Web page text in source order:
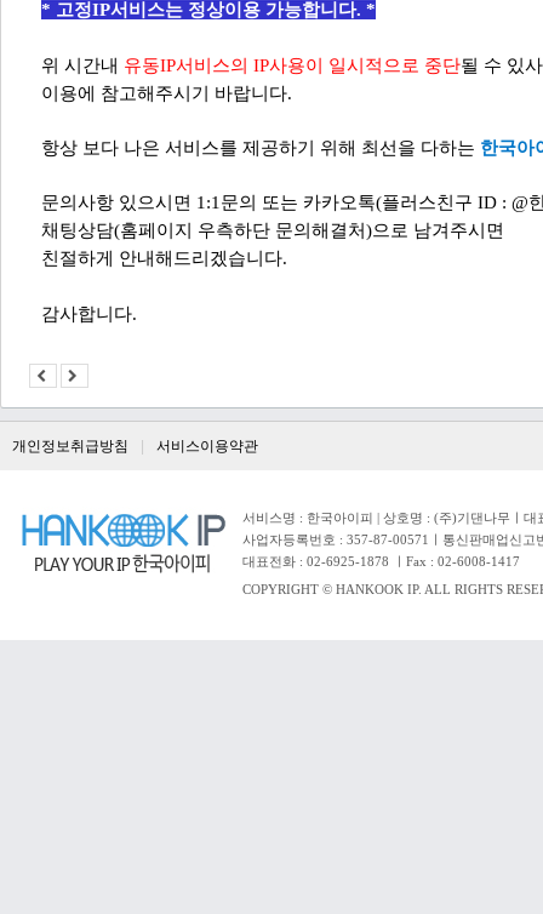
* 고정IP서비스는 정상이용 가능합니다. *
위 시간내 유동IP서비스의 IP사용이 일시적으로 중단될 수 있
이용에 참고해주시기 바랍니다.
항상 보다 나은 서비스를 제공하기 위해 최선을 다하는 한국아
문의사항 있으시면 1:1 문의 또는 카카오톡(플러스친구 ID : @
채팅상담(홈페이지 우측하단 문의해결처)으로 남겨주시면
친절하게 안내해드리겠습니다.
감사합니다.
개인정보취급방침 서비스이용약관
서비스명 : 한국아이피 | 상호명 : (주)기댄나무ㅣ
사업자등록번호 : 357-87-00571ㅣ통신판매업신고
대표전화 : 02-6925-1878 ㅣFax : 02-6008-1417
COPYRIGHT © HANKOOK IP. ALL RIGHTS